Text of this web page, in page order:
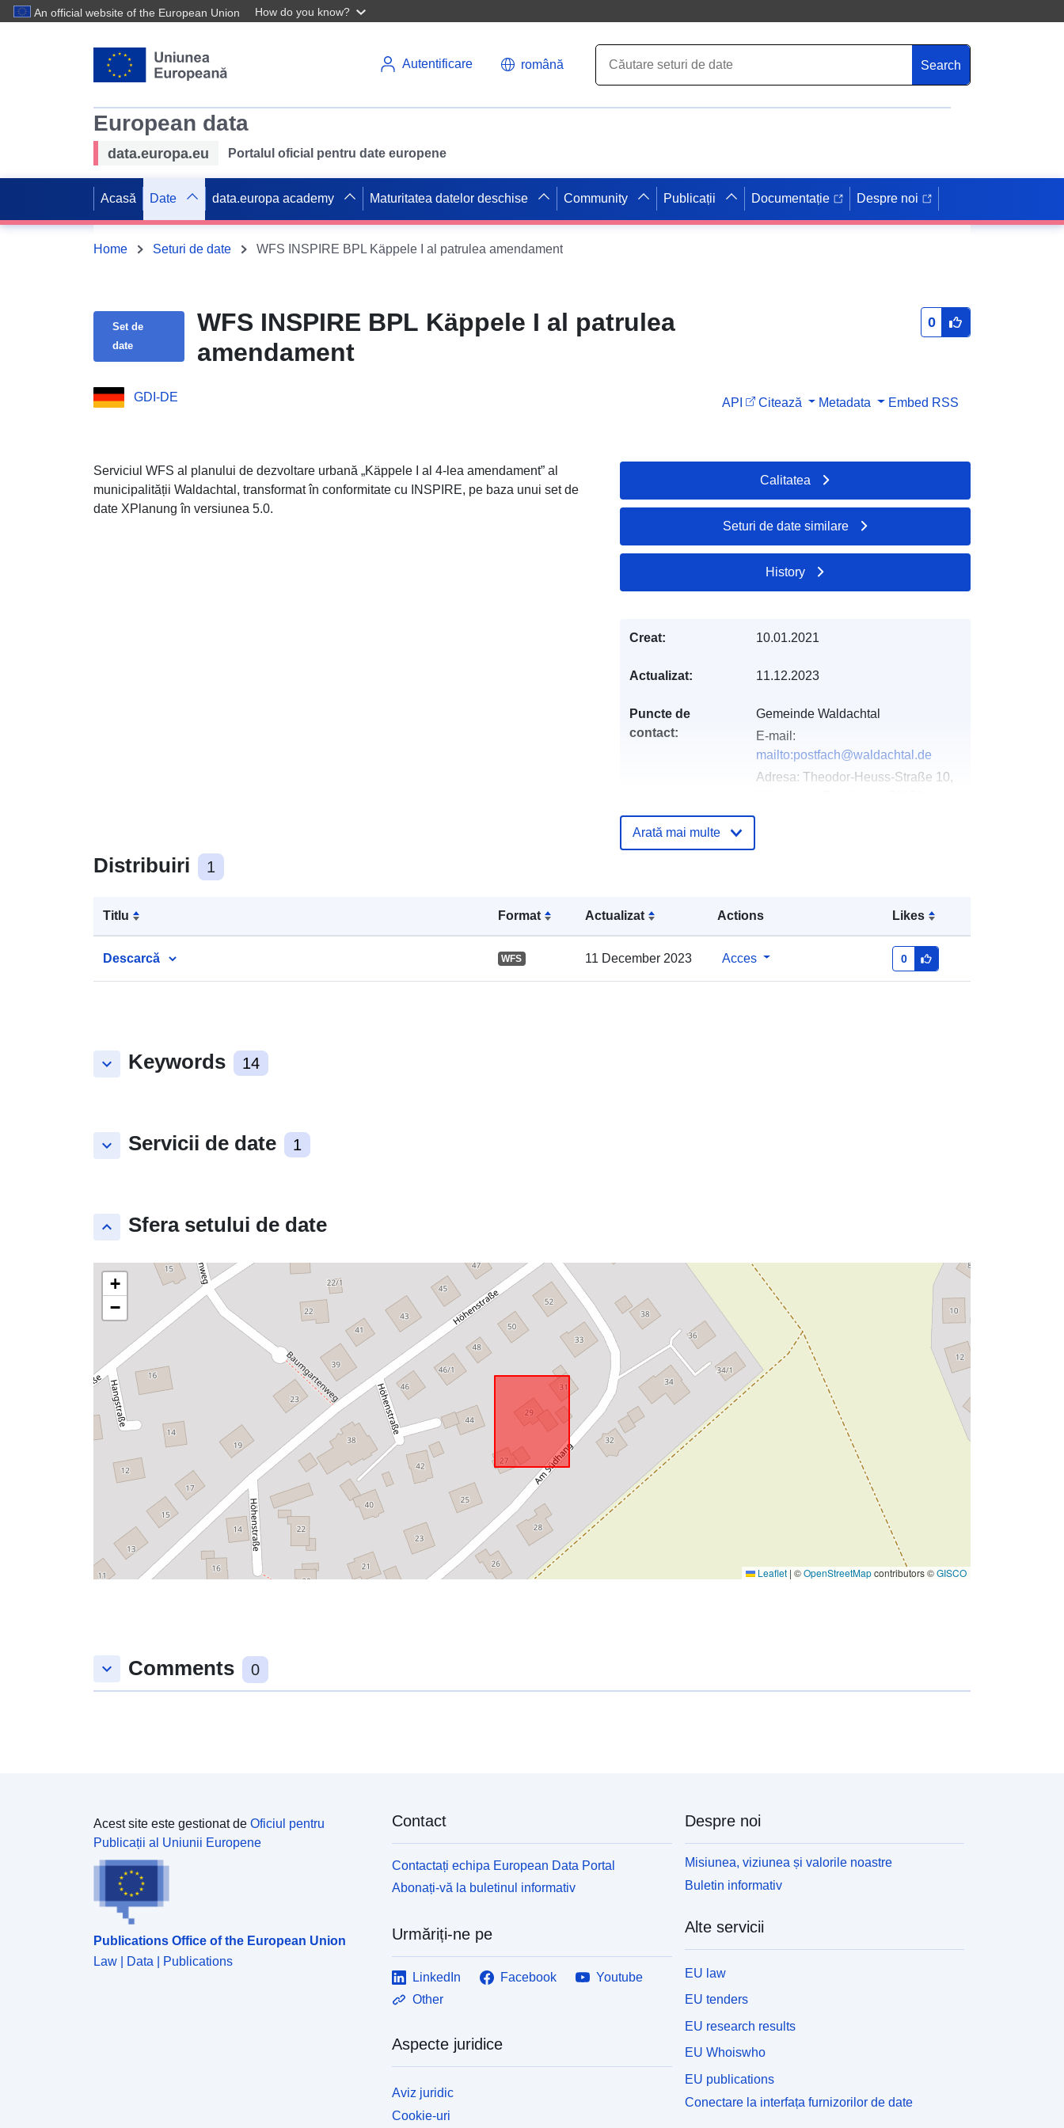
An official website of the European Union How do you know?
Autentificare română Search
European data
data.europa.eu Portalul oficial pentru date europene
Acasă Date data.europa academy Maturitatea datelor deschise Community Publicații Documentație Despre noi
Home Seturi de date WFS INSPIRE BPL Käppele I al patrulea amendament
Set de
date
WFS INSPIRE BPL Käppele I al patrulea
amendament
0
GDI-DE API Citează Metadata Embed RSS
Serviciul WFS al planului de dezvoltare urbană „Käppele I al 4-lea amendament” al
municipalității Waldachtal, transformat în conformitate cu INSPIRE, pe baza unui set de
date XPlanung în versiunea 5.0.
Distribuiri 1
Titlu Format Actualizat Actions Likes
Descarcă WFS 11 December 2023 Acces 0
keyboard_arrow_down Keywords 14
keyboard_arrow_down Servicii de date 1
keyboard_arrow_up Sfera setului de date
+
−
Leaflet | ©OpenStreetMapcontributors ©GISCO
Calitatea
Seturi de date similare
History
Creat: 10.01.2021
Actualizat: 11.12.2023
Puncte de
contact:
Gemeinde Waldachtal
E-mail:
mailto:postfach@waldachtal.de
Adresa: Theodor-Heuss-Straße 10,
2026
Informații actualizate la data a.europa.eu:
03 August 2026
3ffd7ee6dce3
Arată mai multe
keyboard_arrow_down Comments 0
Acest site este gestionat de Oficiul pentru
Publicații al Uniunii Europene
Publications Office of the European Union
Law | Data | Publications
Contact
Contactați echipa European Data Portal
Abonați-vă la buletinul informativ
Urmăriți-ne pe
LinkedIn Facebook
Youtube
Other
Aspecte juridice
Aviz juridic
Cookie-uri
Despre noi
Misiunea, viziunea și valorile noastre
Buletin informativ
Alte servicii
EU law
EU tenders
EU research results
EU Whoiswho
EU publications
Conectare la interfața furnizorilor de date